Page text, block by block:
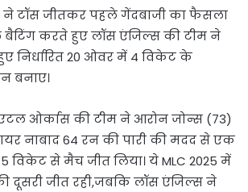
टॉस जीतकर पहले गेंदबाजी का फैसला
करते हुए लॉस एंजिल्स की टीम ने
निर्धारित 20 ओवर में 4 विकेट के
बनाए।
ओर्कास की टीम ने आरोन जोन्स (73)
नाबाद 64 रन की पारी की मदद से एक
विकेट से मैच जीत लिया। ये MLC 2025 में
दूसरी जीत रही,जबकि लॉस एंजिल्स ने